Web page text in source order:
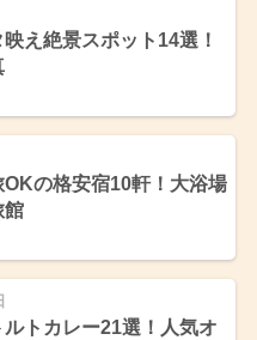
え絶景スポット14選！
の格安宿10軒！大浴場
館
トカレー21選！人気オ